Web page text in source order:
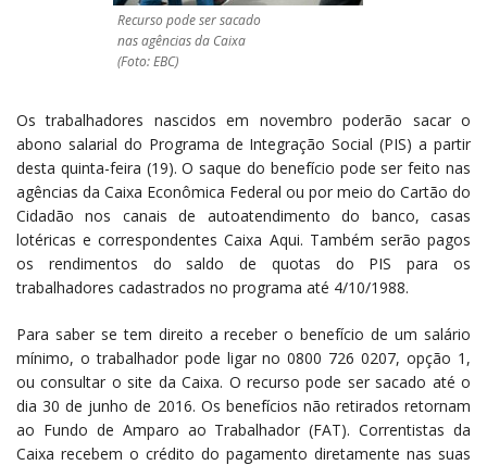
Recurso pode ser sacado
nas agências da Caixa
(Foto: EBC)
Os trabalhadores nascidos em novembro poderão sacar o
abono salarial do Programa de Integração Social (PIS) a partir
desta quinta-feira (19). O saque do benefício pode ser feito nas
agências da Caixa Econômica Federal ou por meio do Cartão do
Cidadão nos canais de autoatendimento do banco, casas
lotéricas e correspondentes Caixa Aqui. Também serão pagos
os rendimentos do saldo de quotas do PIS para os
trabalhadores cadastrados no programa até 4/10/1988.
Para saber se tem direito a receber o benefício de um salário
mínimo, o trabalhador pode ligar no 0800 726 0207, opção 1,
ou consultar o site da Caixa. O recurso pode ser sacado até o
dia 30 de junho de 2016. Os benefícios não retirados retornam
ao Fundo de Amparo ao Trabalhador (FAT). Correntistas da
Caixa recebem o crédito do pagamento diretamente nas suas